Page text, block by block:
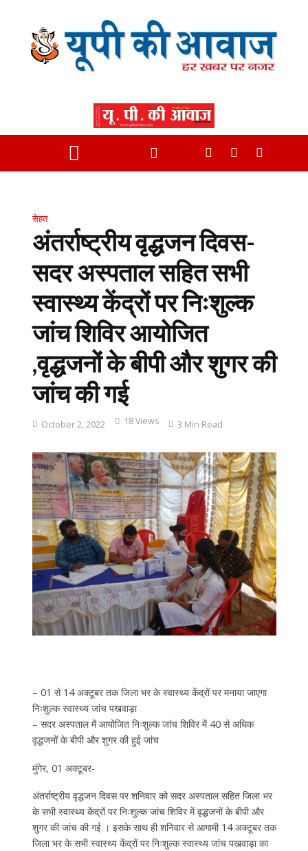
सेहत
अंतर्राष्ट्रीय वृद्धजन दिवस-
सदर अस्पताल सहित सभी
स्वास्थ्य केंद्रों पर निःशुल्क
जांच शिविर आयोजित
,वृद्धजनों के बीपी और शुगर की
जांच की गई
October 2, 2022 18 Views 3 Min Read
– 01 से 14 अक्टूबर तक जिला भर के स्वास्थ्य केंद्रों पर मनाया जाएगा
निःशुल्क स्वास्थ्य जांच पखवाड़ा
– सदर अस्पताल में आयोजित निःशुल्क जांच शिविर में 40 से अधिक
वृद्धजनों के बीपी और शुगर की हुई जांच
मुंगेर, 01 अक्टूबर-
अंतर्राष्ट्रीय वृद्धजन दिवस पर शनिवार को सदर अस्पताल सहित जिला भर
के सभी स्वास्थ्य केंद्रों पर निःशुल्क जांच शिविर में वृद्धजनों के बीपी और
शुगर की जांच की गई । इसके साथ ही शनिवार से आगामी 14 अक्टूबर तक
जिला भर के सभी स्वास्थ्य केंद्रों पर निःशुल्क स्वास्थ्य जांच पखवाड़ा का